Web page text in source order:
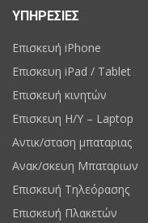
ΥΠΗΡΕΣΙΕΣ
Επισκευή iPhone
Επισκευη iPad / Tablet
Επισκευή κινητών
Επισκευη H/Y – Laptop
Αντικ/σταση μπαταριας
Ανακ/σκευη Μπαταριων
Επισκευή Τηλεόρασης
Επισκευή Πλακετών